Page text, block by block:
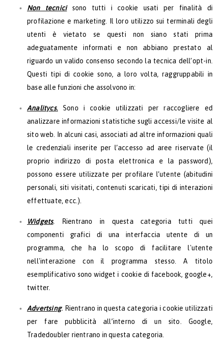
Non tecnici
sono tutti i cookie usati per finalità di
profilazione e marketing. Il loro utilizzo sui terminali degli
utenti è vietato se questi non siano stati prima
adeguatamente informati e non abbiano prestato al
riguardo un valido consenso secondo la tecnica dell’opt-in.
Questi tipi di cookie sono, a loro volta, raggruppabili in
base alle funzioni che assolvono in:
Analitycs. Sono i cookie utilizzati per raccogliere ed
analizzare informazioni statistiche sugli accessi/le visite al
sito web. In alcuni casi, associati ad altre informazioni quali
le credenziali inserite per l’accesso ad aree riservate (il
proprio indirizzo di posta elettronica e la password),
possono essere utilizzate per profilare l’utente (abitudini
personali, siti visitati, contenuti scaricati, tipi di interazioni
effettuate, ecc.).
Widgets.
Rientrano in questa categoria tutti quei
componenti grafici di una interfaccia utente di un
programma, che ha lo scopo di facilitare l'utente
nell'interazione con il programma stesso. A titolo
esemplificativo sono widget i cookie di facebook, google+,
twitter.
Advertsing. Rientrano in questa categoria i cookie utilizzati
per fare pubblicità all’interno di un sito. Google,
Tradedoubler rientrano in questa categoria.